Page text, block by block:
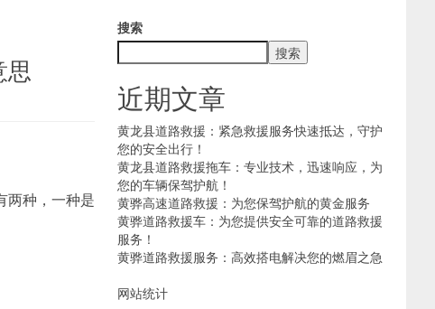
思
两种，一种是
搜索
搜索
近期文章
黄龙县道路救援：紧急救援服务快速抵达，守护
您的安全出行！
黄龙县道路救援拖车：专业技术，迅速响应，为
您的车辆保驾护航！
黄骅高速道路救援：为您保驾护航的黄金服务
黄骅道路救援车：为您提供安全可靠的道路救援
服务！
黄骅道路救援服务：高效搭电解决您的燃眉之急
网站统计